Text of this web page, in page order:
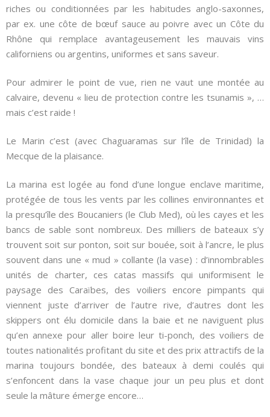
riches ou conditionnées par les habitudes anglo-saxonnes,
par ex. une côte de bœuf sauce au poivre avec un Côte du
Rhône qui remplace avantageusement les mauvais vins
californiens ou argentins, uniformes et sans saveur.
Pour admirer le point de vue, rien ne vaut une montée au
calvaire, devenu « lieu de protection contre les tsunamis », …
mais c’est raide !
Le Marin c’est (avec Chaguaramas sur l’île de Trinidad) la
Mecque de la plaisance.
La marina est logée au fond d’une longue enclave maritime,
protégée de tous les vents par les collines environnantes et
la presqu’île des Boucaniers (le Club Med), où les cayes et les
bancs de sable sont nombreux. Des milliers de bateaux s’y
trouvent soit sur ponton, soit sur bouée, soit à l’ancre, le plus
souvent dans une « mud » collante (la vase) : d’innombrables
unités de charter, ces catas massifs qui uniformisent le
paysage des Caraïbes, des voiliers encore pimpants qui
viennent juste d’arriver de l’autre rive, d’autres dont les
skippers ont élu domicile dans la baie et ne naviguent plus
qu’en annexe pour aller boire leur ti-ponch, des voiliers de
toutes nationalités profitant du site et des prix attractifs de la
marina toujours bondée, des bateaux à demi coulés qui
s’enfoncent dans la vase chaque jour un peu plus et dont
seule la mâture émerge encore…